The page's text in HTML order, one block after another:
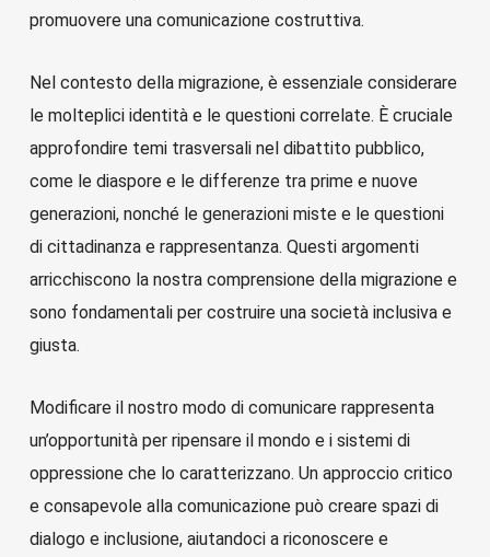
promuovere una comunicazione costruttiva.
Nel contesto della migrazione, è essenziale considerare
le molteplici identità e le questioni correlate. È cruciale
approfondire temi trasversali nel dibattito pubblico,
come le diaspore e le differenze tra prime e nuove
generazioni, nonché le generazioni miste e le questioni
di cittadinanza e rappresentanza. Questi argomenti
arricchiscono la nostra comprensione della migrazione e
sono fondamentali per costruire una società inclusiva e
giusta.
Modificare il nostro modo di comunicare rappresenta
un’opportunità per ripensare il mondo e i sistemi di
oppressione che lo caratterizzano. Un approccio critico
e consapevole alla comunicazione può creare spazi di
dialogo e inclusione, aiutandoci a riconoscere e